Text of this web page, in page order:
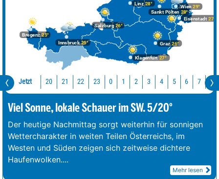
Bregenz25°
Graz26°
Innsbruck25°
Klagenfurt 27°
Linz28°
Salzburg26°
Wien 29°
Eisenstadt 27°
Sankt Pölten 28°
Jetzt 20 21 22 23 0 1 2 3 4 5 6 7 8
Viel Sonne, lokale Schauer im SW. 5/20°
Der heutige Nachmittag sorgt weiterhin für sonnigen
Wettercharakter in weiten Teilen Österreichs, im
Westen und Süden zeigen sich zeitweise dichtere
Haufenwolken....
Mehr lesen